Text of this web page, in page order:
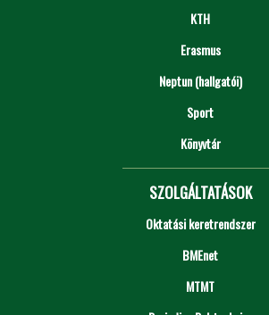
KTH
Erasmus
Neptun (hallgatói)
Sport
Könyvtár
SZOLGÁLTATÁSOK
Oktatási keretrendszer
BMEnet
MTMT